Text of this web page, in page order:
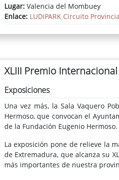
Lugar:Valencia del Mombuey
Enlace: LUDIPARK Circuito
XLIII Premio
Exposiciones
Una vez más, la Sala Vaquero
Hermoso, que convocan el
de la Fundación Eugenio Hermoso.
La exposición pone de relieve la
de Extremadura, que alcanza su
más importantes de nuestra